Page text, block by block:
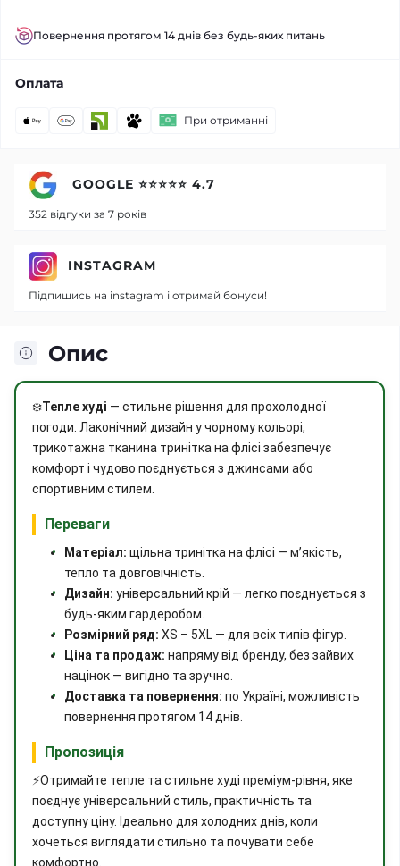
Повернення протягом 14 днів без будь-яких питань
Оплата
При отриманні
Опис
❄️Тепле худі — стильне рішення для прохолодної
погоди. Лаконічний дизайн у чорному кольорі,
трикотажна тканина тринітка на флісі забезпечує
комфорт і чудово поєднується з джинсами або
спортивним стилем.
Переваги
Матеріал: щільна тринітка на флісі — м’якість,
тепло та довговічність.
Дизайн: універсальний крій — легко поєднується з
будь-яким гардеробом.
Розмірний ряд: XS – 5XL — для всіх типів фігур.
Ціна та продаж: напряму від бренду, без зайвих
націнок — вигідно та зручно.
Доставка та повернення: по Україні, можливість
повернення протягом 14 днів.
Пропозиція
⚡Отримайте тепле та стильне худі преміум‑рівня, яке
поєднує універсальний стиль, практичність та
доступну ціну. Ідеально для холодних днів, коли
хочеться виглядати стильно та почувати себе
комфортно.
GOOGLE ⭐⭐⭐⭐⭐ 4.7
352 відгуки за 7 років
INSTAGRAM
Підпишись на instagram і отримай бонуси!